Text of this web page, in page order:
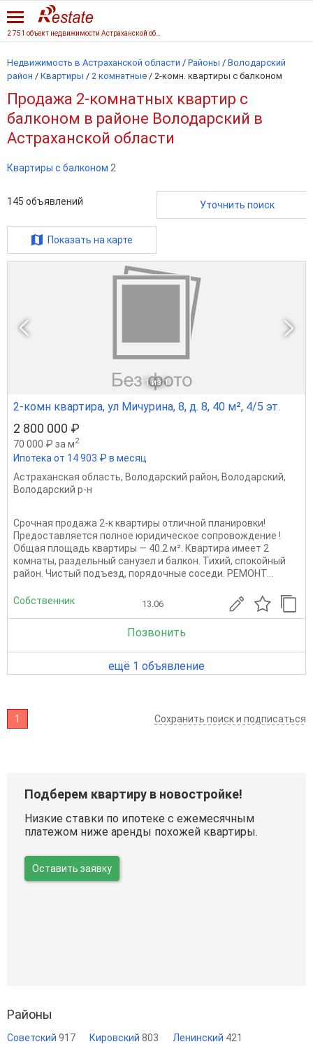
Недвижимость в Астраханской области / Районы / Володарский
район / Квартиры / 2 комнатные / 2-комн. квартиры с балконом
Продажа 2-комнатных квартир с
балконом в районе Володарский в
Астраханской области
Квартиры с балконом 2
145 объявлений Уточнить поиск
Показать на карте
1 из 1
2-комн квартира, ул Мичурина, 8, д. 8, 40 м², 4/5 эт.
2 800 000 ₽
70 000 ₽ за м2
Ипотека от 14 903 ₽ в месяц
Астраханская область, Володарский район, Володарский,
Володарский р-н
Срочная продажа 2-к квартиры отличной планировки!
Предоставляется полное юридическое сопровождение !
Общая площадь квартиры — 40.2 м². Квартира имеет 2
комнаты, раздельный санузел и балкон. Тихий, спокойный
район. Чистый подъезд, порядочные соседи. РЕМОНТ...
Собственник 13.06
Позвонить
ещё 1 объявление
1 Сохранить поиск и подписаться
Подберем квартиру в новостройке!
Низкие ставки по ипотеке с ежемесячным
платежом ниже аренды похожей квартиры.
Оставить заявку
Районы
Советский 917 Кировский 803 Ленинский 421